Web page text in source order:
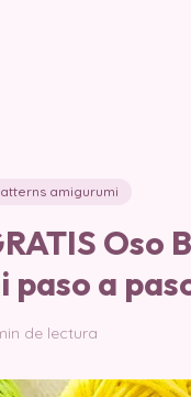
amigurumi
Oso
paso a
de lectura